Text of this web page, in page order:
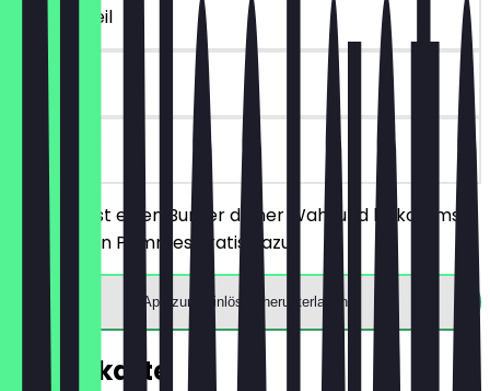
~4 € Vorteil
90 Tage
vor Ort
Du bestellst einen Burger deiner Wahl und bekommst
eine Portion Pommes gratis dazu.
App zum Einlösen herunterladen
Speisekarte